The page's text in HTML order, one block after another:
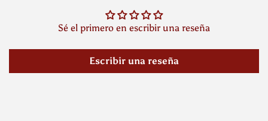
Sé el primero en escribir una reseña
Escribir una reseña